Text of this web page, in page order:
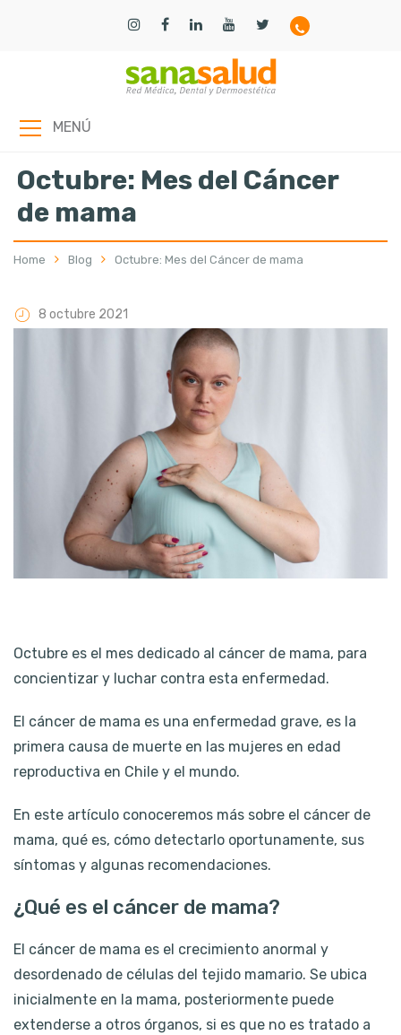
MENÚ
Octubre: Mes del Cáncer
de mama
Home Blog Octubre: Mes del Cáncer de mama
8 octubre 2021
Octubre es el mes dedicado al cáncer de mama, para
concientizar y luchar contra esta enfermedad.
El cáncer de mama es una enfermedad grave, es la
primera causa de muerte en las mujeres en edad
reproductiva en Chile y el mundo.
En este artículo conoceremos más sobre el cáncer de
mama, qué es, cómo detectarlo oportunamente, sus
síntomas y algunas recomendaciones.
¿Qué es el cáncer de mama?
El cáncer de mama es el crecimiento anormal y
desordenado de células del tejido mamario. Se ubica
inicialmente en la mama, posteriormente puede
extenderse a otros órganos, si es que no es tratado a